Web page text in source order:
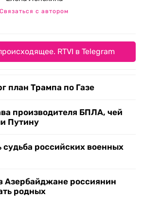
Связаться с автором
RTVI в Telegram
план Трампа по Газе
производителя БПЛА, чей
Путину
судьба российских военных
Азербайджане россиянин
родных